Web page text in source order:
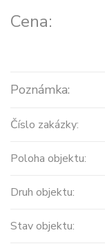
Cena:
Poznámka:
Číslo zakázky:
Poloha objektu:
Druh objektu:
Stav objektu: